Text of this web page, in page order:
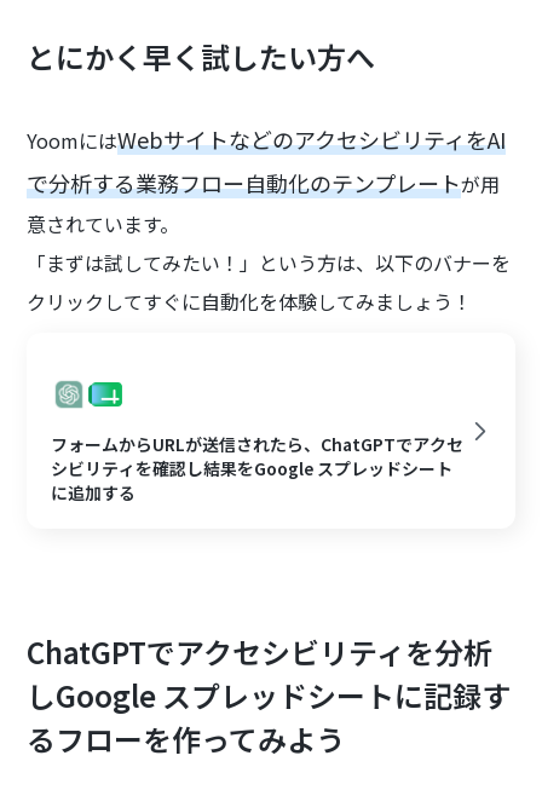
とにかく早く試したい方へ
YoomにはWebサイトなどのアクセシビリティをAI
で分析する業務フロー自動化のテンプレートが用
意されています。
「まずは試してみたい！」という方は、以下のバナーを
クリックしてすぐに自動化を体験してみましょう！
フォームからURLが送信されたら、ChatGPTでアクセ
シビリティを確認し結果をGoogle スプレッドシート
に追加する
ChatGPTでアクセシビリティを分析
しGoogle スプレッドシートに記録す
るフローを作ってみよう